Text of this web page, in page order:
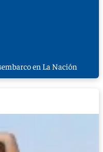
en La Nación